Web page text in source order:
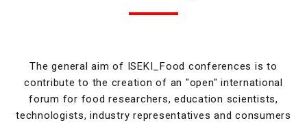
The general aim of ISEKI_Food conferences is to
contribute to the creation of an "open" international
forum for food researchers, education scientists,
technologists, industry representatives and consumers